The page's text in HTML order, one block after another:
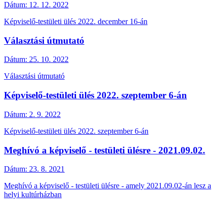
Dátum: 12. 12. 2022
Képviselő-testületi ülés 2022. december 16-án
Választási útmutató
Dátum: 25. 10. 2022
Választási útmutató
Képviselő-testületi ülés 2022. szeptember 6-án
Dátum: 2. 9. 2022
Képviselő-testületi ülés 2022. szeptember 6-án
Meghívó a képviselő - testületi ülésre - 2021.09.02.
Dátum: 23. 8. 2021
Meghívó a képviselő - testületi ülésre - amely 2021.09.02-án lesz a
helyi kultúrházban